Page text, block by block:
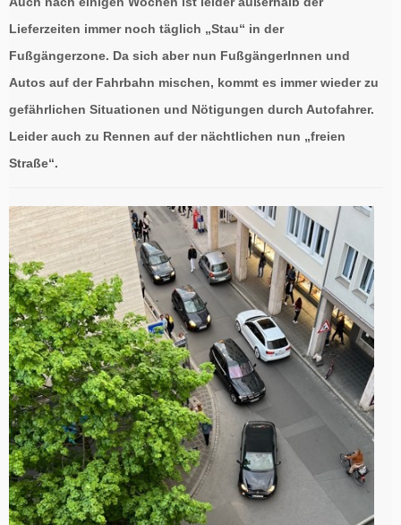
Lieferzeiten immer noch täglich „Stau“ in der
Fußgängerzone. Da sich aber nun FußgängerInnen und
Autos auf der Fahrbahn mischen, kommt es immer wieder zu
gefährlichen Situationen und Nötigungen durch Autofahrer.
Leider auch zu Rennen auf der nächtlichen nun „freien
Straße“.